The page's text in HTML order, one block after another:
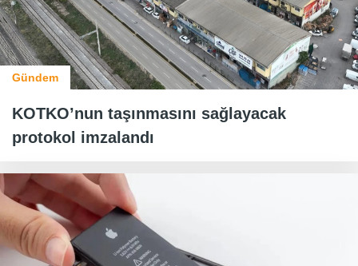
Gündem
KOTKO’nun taşınmasını sağlayacak
protokol imzalandı